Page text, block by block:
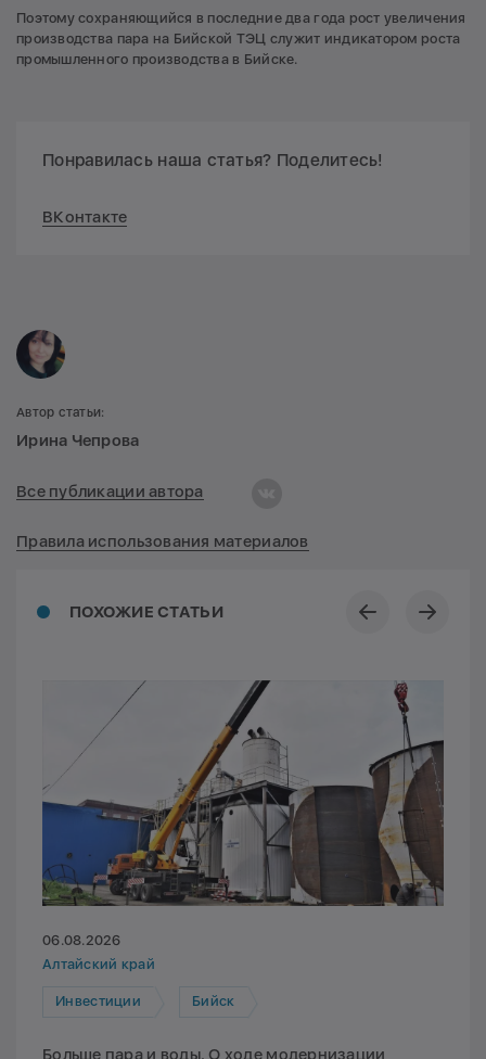
Поэтому сохраняющийся в последние два года рост увеличения
производства пара на Бийской ТЭЦ служит индикатором роста
промышленного производства в Бийске.
Понравилась наша статья? Поделитесь!
ВКонтакте
ПОХОЖИЕ СТАТЬИ
06.08.2026
Алтайский край
Инвестиции Бийск
Больше пара и воды. О ходе модернизации
Автор статьи:
Ирина Чепрова
Все публикации автора
Правила использования материалов